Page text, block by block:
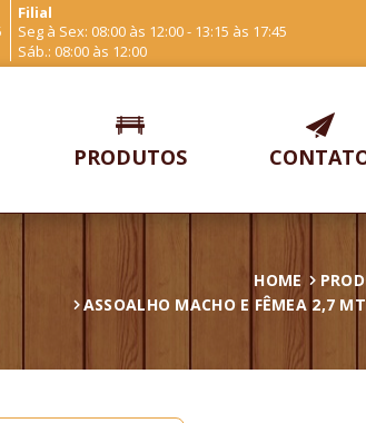
Filial
Seg à Sex: 08:00 às 12:00 - 13:15 às 17:45
Sáb.: 08:00 às 12:00
PRODUTOS
HOME
ASSOALHO MACHO E FÊMEA 2,7